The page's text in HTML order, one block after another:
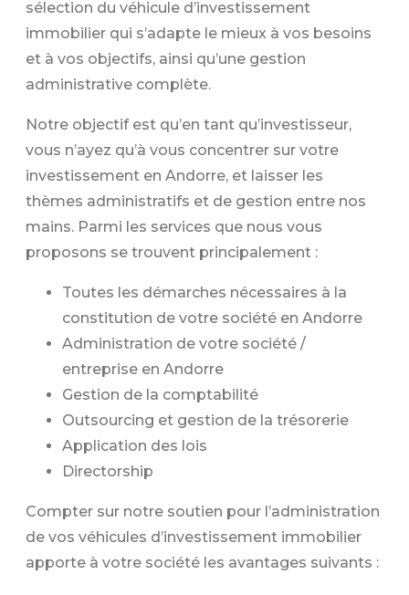
sélection du véhicule d’investissement
immobilier qui s’adapte le mieux à vos besoins
et à vos objectifs, ainsi qu’une gestion
administrative complète.
Notre objectif est qu’en tant qu’investisseur,
vous n’ayez qu’à vous concentrer sur votre
investissement en Andorre, et laisser les
thèmes administratifs et de gestion entre nos
mains. Parmi les services que nous vous
proposons se trouvent principalement :
Toutes les démarches nécessaires à la
constitution de votre société en Andorre
Administration de votre société /
entreprise en Andorre
Gestion de la comptabilité
Outsourcing et gestion de la trésorerie
Application des lois
Directorship
Compter sur notre soutien pour l’administration
de vos véhicules d’investissement immobilier
apporte à votre société les avantages suivants :